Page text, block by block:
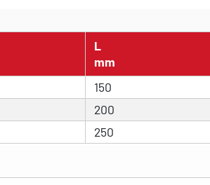
L
mm
150
200
250